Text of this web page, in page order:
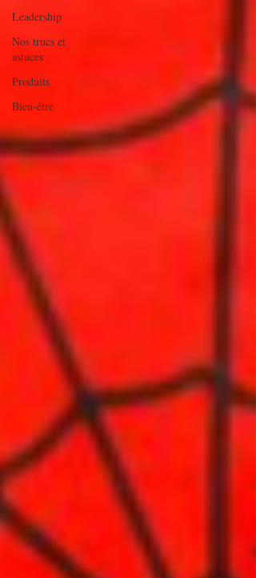
Leadership
Nos trucs et
astuces
Produits
Bien-être